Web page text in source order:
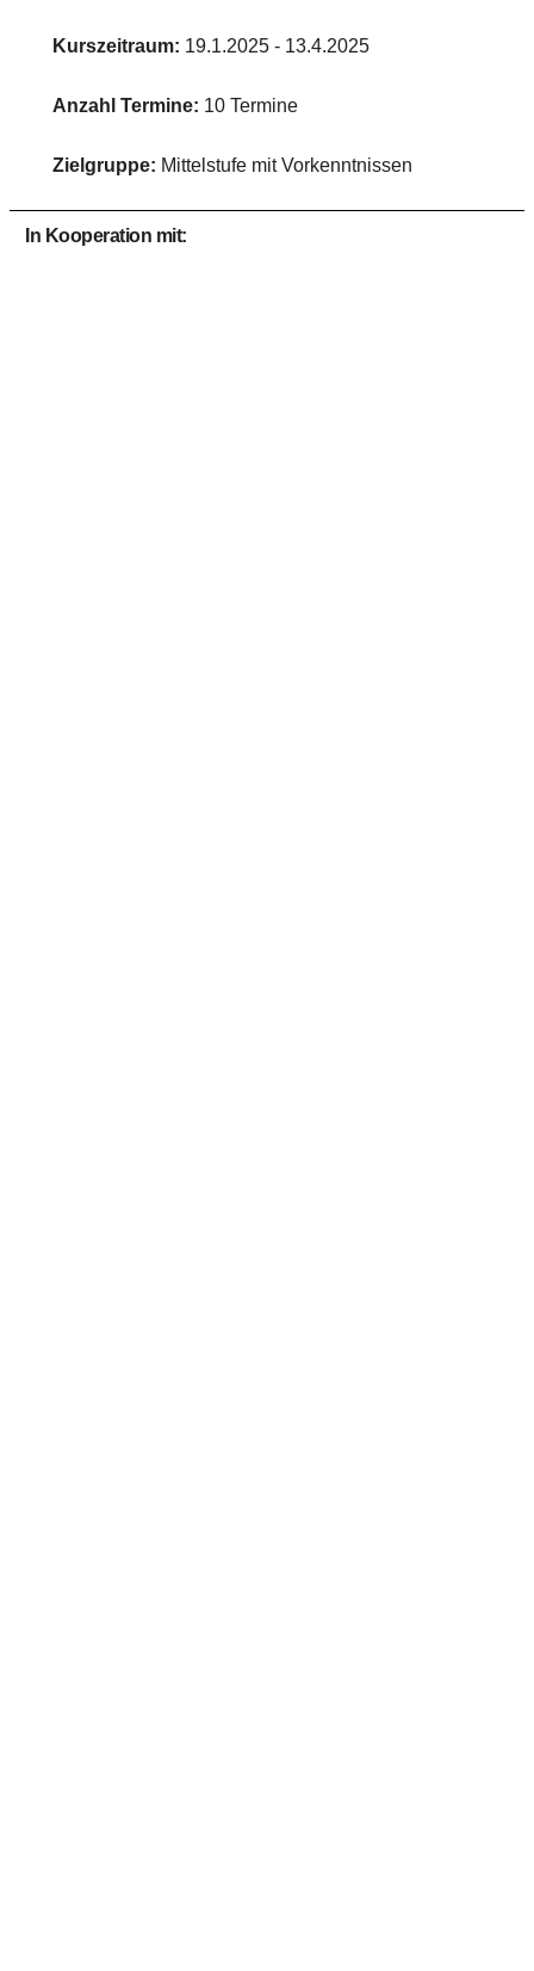
Kurszeitraum: 19.1.2025 - 13.4.2025
Anzahl Termine: 10 Termine
Zielgruppe: Mittelstufe mit Vorkenntnissen
In Kooperation mit: